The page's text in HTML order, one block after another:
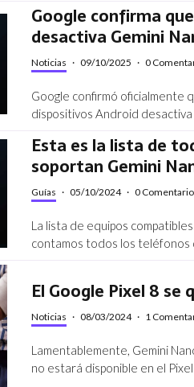
Google confirma
desactiva Gemini
Noticias · 09/10/2025 · 0
Google confirmó oficialmente
dispositivos Android
Esta es la lista de
soportan Gemini
Guías · 05/10/2024 · 0
La lista de equipos
contamos todos los teléfonos
El Google Pixel 8 se
Noticias · 08/03/2024 · 1
Lamentablemente, Gemini
no estará disponible en el